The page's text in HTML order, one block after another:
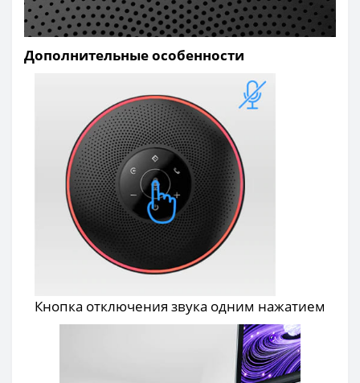
Дополнительные особенности
Кнопка отключения звука одним нажатием